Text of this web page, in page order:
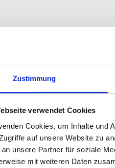
Zustimmung
verwendet Cookies
Cookies, um Inhalte und
auf unsere Website zu
unsere Partner für soziale
mit weiteren Daten
Zimmer 046.